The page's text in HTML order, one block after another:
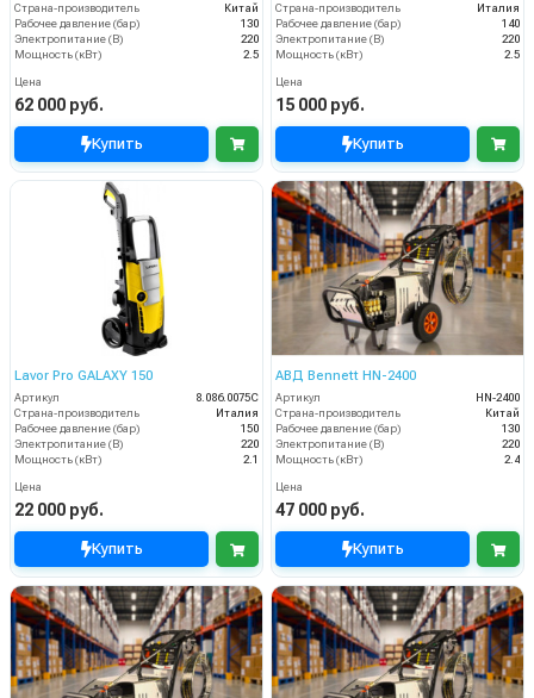
Страна-производитель
Китай
Рабочее давление (бар)
130
Электропитание (В)
220
Мощность (кВт)
2.5
Цена
62 000 руб.
Купить
Страна-производитель
Италия
Рабочее давление (бар)
140
Электропитание (В)
220
Мощность (кВт)
2.5
Цена
15 000 руб.
Купить
Lavor Pro GALAXY 150
Артикул
8.086.0075C
Страна-производитель
Италия
Рабочее давление (бар)
150
Электропитание (В)
220
Мощность (кВт)
2.1
Цена
22 000 руб.
Купить
АВД Bennett HN-2400
Артикул
HN-2400
Страна-производитель
Китай
Рабочее давление (бар)
130
Электропитание (В)
220
Мощность (кВт)
2.4
Цена
47 000 руб.
Купить